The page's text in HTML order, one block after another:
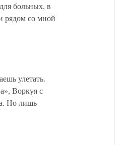
больных, в
рядом со мной
улетать.
Воркуя с
Но лишь